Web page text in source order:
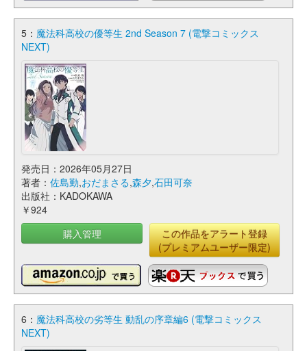
5： 魔法科高校の優等生 2nd Season 7 (電撃コミックス
NEXT)
発売日：2026年05月27日
著者： 佐島勤,おだまさる,森夕,石田可奈
出版社：KADOKAWA
￥924
購入管理
この作品をアラート登録
(プレミアムユーザー限定)
6： 魔法科高校の劣等生 動乱の序章編6 (電撃コミックス
NEXT)